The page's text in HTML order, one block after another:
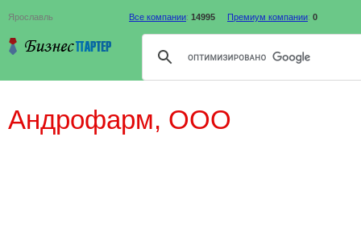
Ярославль Все компании: 14995 Премиум компании: 0
Андрофарм, ООО